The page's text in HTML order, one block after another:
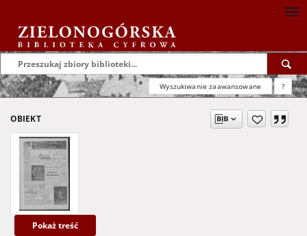
Wyszukiwanie zaawansowane ?
OBIEKT
Pokaż treść